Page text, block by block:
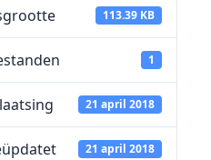
113.39 KB
1
21 april 2018
21 april 2018